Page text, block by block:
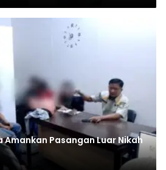
Amankan Pasangan Luar Nikah